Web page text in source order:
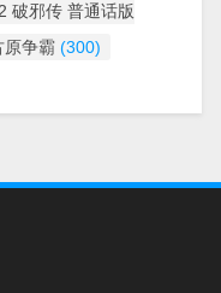
破邪传 普通话版
原争霸 (300)